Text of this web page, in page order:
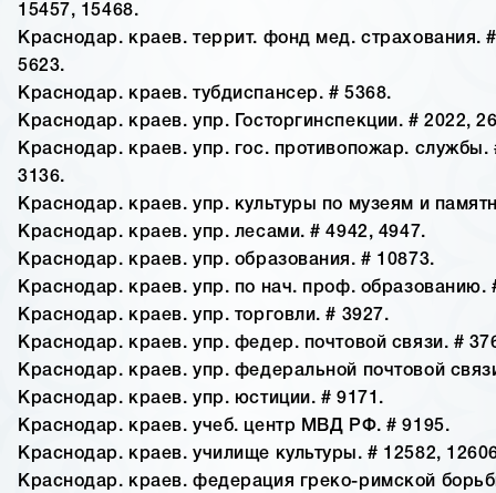
15457, 15468.
Краснодар. краев. террит. фонд мед. страхования.
5623.
Краснодар. краев. тубдиспансер. # 5368.
Краснодар. краев. упр. Госторгинспекции. # 2022,
Краснодар. краев. упр. гос. противопожар. службы.
3136.
Краснодар. краев. упр. культуры по музеям и
Краснодар. краев. упр. лесами. # 4942, 4947.
Краснодар. краев. упр. образования. # 10873.
Краснодар. краев. упр. по нач. проф. образованию.
Краснодар. краев. упр. торговли. # 3927.
Краснодар. краев. упр. федер. почтовой связи. #
Краснодар. краев. упр. федеральной почтовой
Краснодар. краев. упр. юстиции. # 9171.
Краснодар. краев. учеб. центр МВД РФ. # 9195.
Краснодар. краев. училище культуры. # 12582,
Краснодар. краев. федерация греко-римской